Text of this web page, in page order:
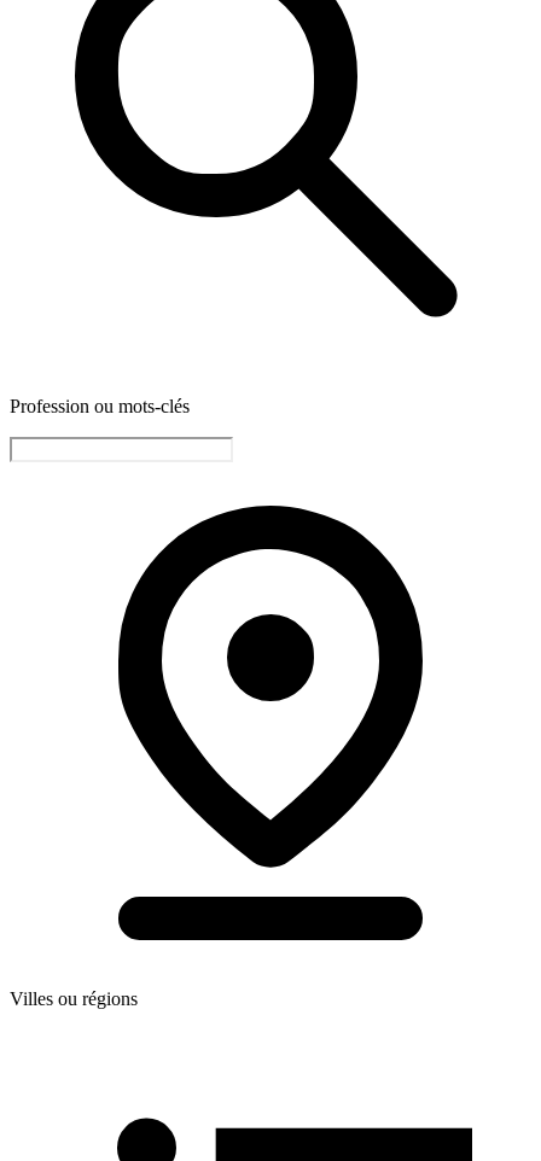
Profession ou mots-clés
Villes ou régions